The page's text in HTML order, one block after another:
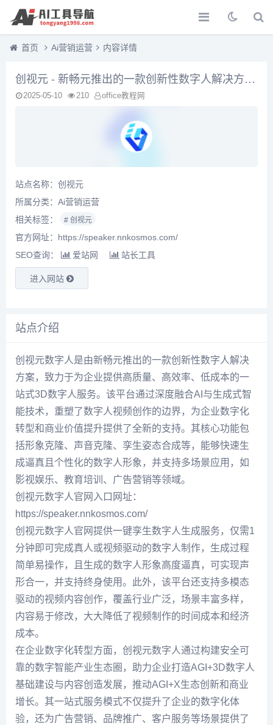
首页 Ai营销运营 内容详情
创视元 - 新畅元推出的一款创新性数字人解决方案，致力于为企业提供高质量、高效率、低成本的一站式3D数字人服务
2025-05-10 210 office教程网
站点名称：创视元
所属分类： Ai营销运营
相关标签：
# 创视元
官方网址：https://speaker.nnkosmos.com/
SEO查询：
爱站网 站长工具
进入网站
站点介绍
创视元数字人是由新畅元推出的一款创新性数字人解决
方案，致力于为企业提供高质量、高效率、低成本的一
站式3D数字人服务。该平台通过深度融合AI与生成式智
能技术，重塑了数字人视频创作的边界，为企业数字化
转型和商业价值提升提供了全新的支持。其核心功能包
括形象克隆、声音克隆、孪生姿态合成等，能够快速生
成逼真且个性化的数字人形象，并支持多场景应用，如
影视娱乐、教育培训、广告营销等领域。
创视元数字人官网入口网址：
https://speaker.nnkosmos.com/
创视元数字人官网提供一键孪生数字人生成服务，仅需1
分钟即可完成真人或视频驱动的数字人制作，生成过程
简单易操作，且生成的数字人形象高度逼真，可实现声
形合一，并支持终身使用。此外，该平台还支持多模态
驱动的视频内容创作，覆盖行业广泛，场景丰富多样，
内容易于修改，大大降低了视频制作的时间成本和经济
成本。
在企业数字化转型方面，创视元数字人通过构建安全可
靠的数字智能产业生态圈，助力企业打造AGI+3D数字人
基础建设与内容创造发展，推动AGI+X生态创新和商业
增长。其一站式服务模式不仅提升了企业的数字化体
验，还为广告营销、品牌推广、客户服务等场景提供了